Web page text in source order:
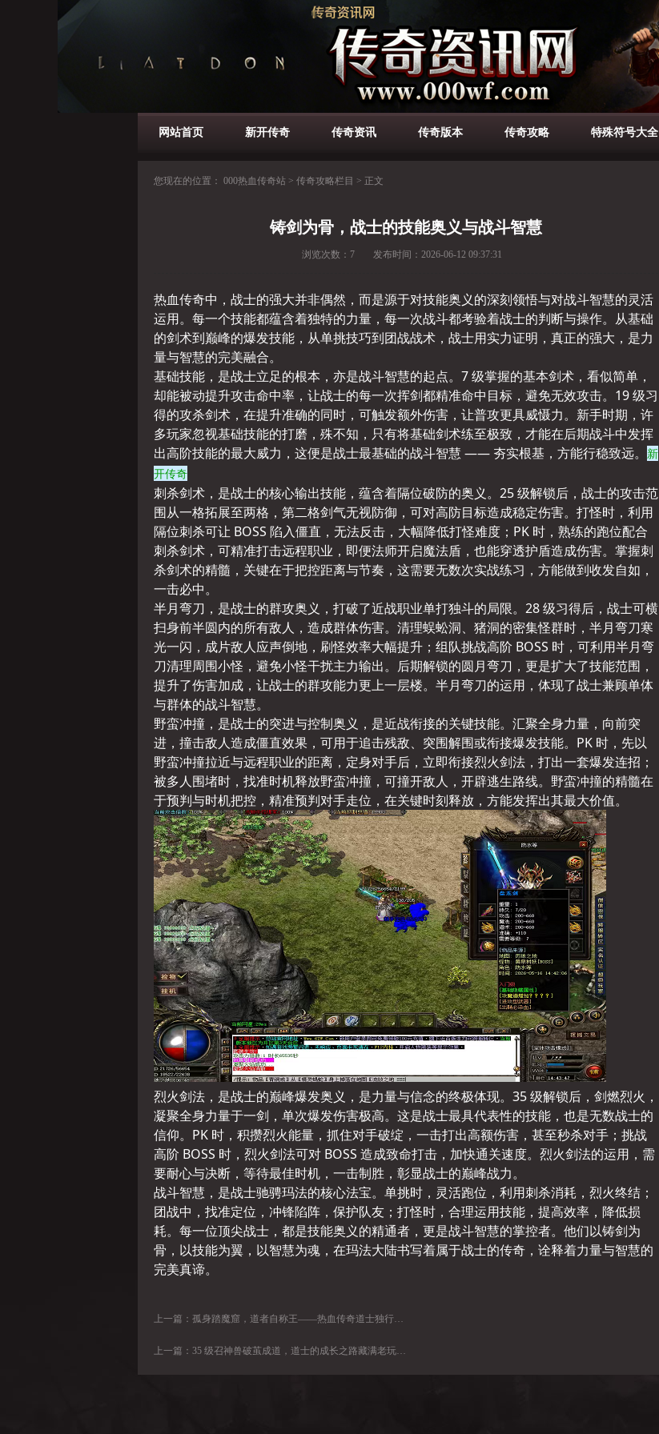
网站首页 新开传奇 传奇资讯 传奇版本 传奇攻略 特殊符号大全
您现在的位置： 000热血传奇站 > 传奇攻略栏目 > 正文
铸剑为骨，战士的技能奥义与战斗智慧
浏览次数： 7 发布时间： 2026-06-12 09:37:31
热血传奇中，战士的强大并非偶然，而是源于对技能奥义的深刻领悟与对战斗智慧的灵活
运用。每一个技能都蕴含着独特的力量，每一次战斗都考验着战士的判断与操作。从基础
的剑术到巅峰的爆发技能，从单挑技巧到团战战术，战士用实力证明，真正的强大，是力
量与智慧的完美融合。
基础技能，是战士立足的根本，亦是战斗智慧的起点。7 级掌握的基本剑术，看似简单，
却能被动提升攻击命中率，让战士的每一次挥剑都精准命中目标，避免无效攻击。19 级习
得的攻杀剑术，在提升准确的同时，可触发额外伤害，让普攻更具威慑力。新手时期，许
多玩家忽视基础技能的打磨，殊不知，只有将基础剑术练至极致，才能在后期战斗中发挥
出高阶技能的最大威力，这便是战士最基础的战斗智慧 —— 夯实根基，方能行稳致远。
新
开传奇
刺杀剑术，是战士的核心输出技能，蕴含着隔位破防的奥义。25 级解锁后，战士的攻击范
围从一格拓展至两格，第二格剑气无视防御，可对高防目标造成稳定伤害。打怪时，利用
隔位刺杀可让 BOSS 陷入僵直，无法反击，大幅降低打怪难度；PK 时，熟练的跑位配合
刺杀剑术，可精准打击远程职业，即便法师开启魔法盾，也能穿透护盾造成伤害。掌握刺
杀剑术的精髓，关键在于把控距离与节奏，这需要无数次实战练习，方能做到收发自如，
一击必中。
半月弯刀，是战士的群攻奥义，打破了近战职业单打独斗的局限。28 级习得后，战士可横
扫身前半圆内的所有敌人，造成群体伤害。清理蜈蚣洞、猪洞的密集怪群时，半月弯刀寒
光一闪，成片敌人应声倒地，刷怪效率大幅提升；组队挑战高阶 BOSS 时，可利用半月弯
刀清理周围小怪，避免小怪干扰主力输出。后期解锁的圆月弯刀，更是扩大了技能范围，
提升了伤害加成，让战士的群攻能力更上一层楼。半月弯刀的运用，体现了战士兼顾单体
与群体的战斗智慧。
野蛮冲撞，是战士的突进与控制奥义，是近战衔接的关键技能。汇聚全身力量，向前突
进，撞击敌人造成僵直效果，可用于追击残敌、突围解围或衔接爆发技能。PK 时，先以
野蛮冲撞拉近与远程职业的距离，定身对手后，立即衔接烈火剑法，打出一套爆发连招；
被多人围堵时，找准时机释放野蛮冲撞，可撞开敌人，开辟逃生路线。野蛮冲撞的精髓在
于预判与时机把控，精准预判对手走位，在关键时刻释放，方能发挥出其最大价值。
烈火剑法，是战士的巅峰爆发奥义，是力量与信念的终极体现。35 级解锁后，剑燃烈火，
凝聚全身力量于一剑，单次爆发伤害极高。这是战士最具代表性的技能，也是无数战士的
信仰。PK 时，积攒烈火能量，抓住对手破绽，一击打出高额伤害，甚至秒杀对手；挑战
高阶 BOSS 时，烈火剑法可对 BOSS 造成致命打击，加快通关速度。烈火剑法的运用，需
要耐心与决断，等待最佳时机，一击制胜，彰显战士的巅峰战力。
战斗智慧，是战士驰骋玛法的核心法宝。单挑时，灵活跑位，利用刺杀消耗，烈火终结；
团战中，找准定位，冲锋陷阵，保护队友；打怪时，合理运用技能，提高效率，降低损
耗。每一位顶尖战士，都是技能奥义的精通者，更是战斗智慧的掌控者。他们以铸剑为
骨，以技能为翼，以智慧为魂，在玛法大陆书写着属于战士的传奇，诠释着力量与智慧的
完美真谛。
上一篇： 孤身踏魔窟，道者自称王——热血传奇道士独行秘境志
上一篇： 35 级召神兽破茧成道，道士的成长之路藏满老玩家青春回忆